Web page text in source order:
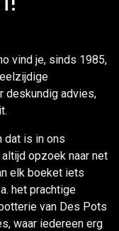
vind je, sinds 1985,
deskundig advies,
dat is in ons
opzoek naar net
elk boeket iets
het prachtige
van Des Pots
waar iedereen erg